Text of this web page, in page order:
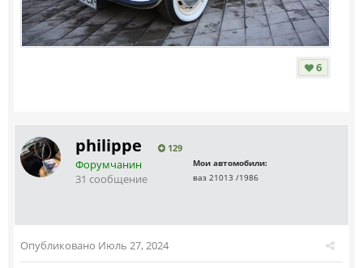
6
philippe 129
Форумчанин
31 сообщение
Мои автомобили:
ваз 21013 /1986
Опубликовано Июль 27, 2024